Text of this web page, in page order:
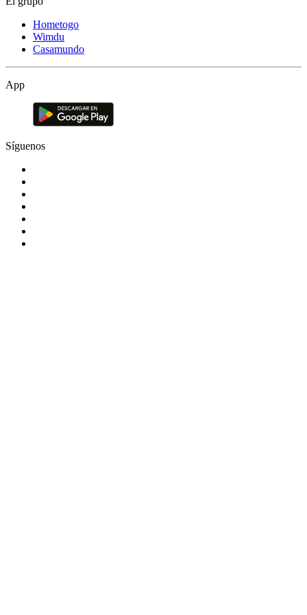
Hometogo
Wimdu
Casamundo
App
Síguenos